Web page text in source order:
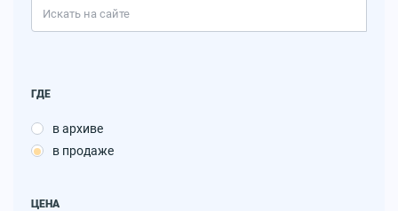
ГДЕ
в архиве
в продаже
ЦЕНА